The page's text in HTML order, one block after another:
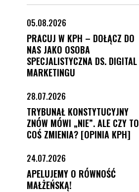
05.08.2026
PRACUJ W KPH – DOŁĄCZ DO
NAS JAKO OSOBA
SPECJALISTYCZNA DS. DIGITAL
MARKETINGU
28.07.2026
TRYBUNAŁ KONSTYTUCYJNY
ZNÓW MÓWI „NIE”. ALE CZY TO
COŚ ZMIENIA? [OPINIA KPH]
24.07.2026
APELUJEMY O RÓWNOŚĆ
MAŁŻEŃSKĄ!